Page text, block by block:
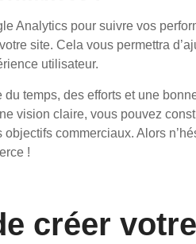
Analytics pour suivre vos
site. Cela vous permettra
utilisateur.
temps, des efforts et une
vision claire, vous pouvez
commerciaux. Alors
!
créer